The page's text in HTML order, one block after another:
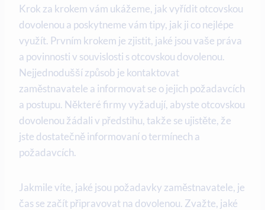
Krok za krokem vám ukážeme, ‌jak vyřídit otcovskou
dovolenou a poskytneme vám tipy, jak ji co nejlépe⁣
využít. ⁣Prvním krokem ‌je zjistit, jaké jsou vaše práva
a povinnosti v souvislosti s otcovskou dovolenou.
‌Nejjednodušší způsob je kontaktovat
zaměstnavatele a informovat se o jejich požadavcích
a postupu. Některé ‍firmy vyžadují, ⁣abyste otcovskou
dovolenou⁣ žádali ‌v předstihu, takže se ujistěte, že
jste dostatečně informovaní ⁣o termínech a
‍požadavcích.
Jakmile víte, jaké jsou požadavky zaměstnavatele, je
čas ⁤se začít⁣ připravovat na dovolenou. Zvažte, jaké